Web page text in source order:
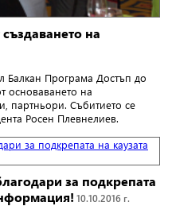
на
Балкан Програма Достъп до
основаването на
партньори. Събитието се
Росен Плевнелиев.
за подкрепата
10.10.2016 г.